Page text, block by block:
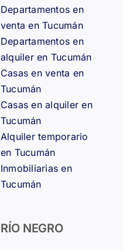
Departamentos en
venta en Tucumán
Departamentos en
alquiler en Tucumán
Casas en venta en
Tucumán
Casas en alquiler en
Tucumán
Alquiler temporario
en Tucumán
Inmobiliarias en
Tucumán
RÍO NEGRO